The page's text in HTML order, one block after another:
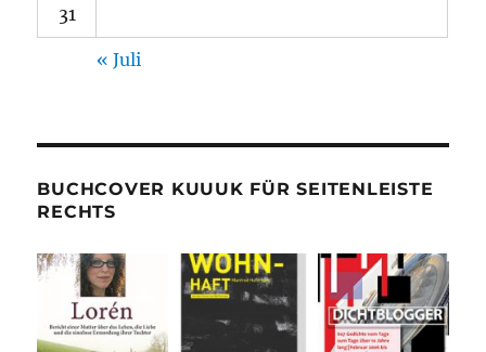
31
« Juli
BUCHCOVER KUUUK FÜR SEITENLEISTE
RECHTS